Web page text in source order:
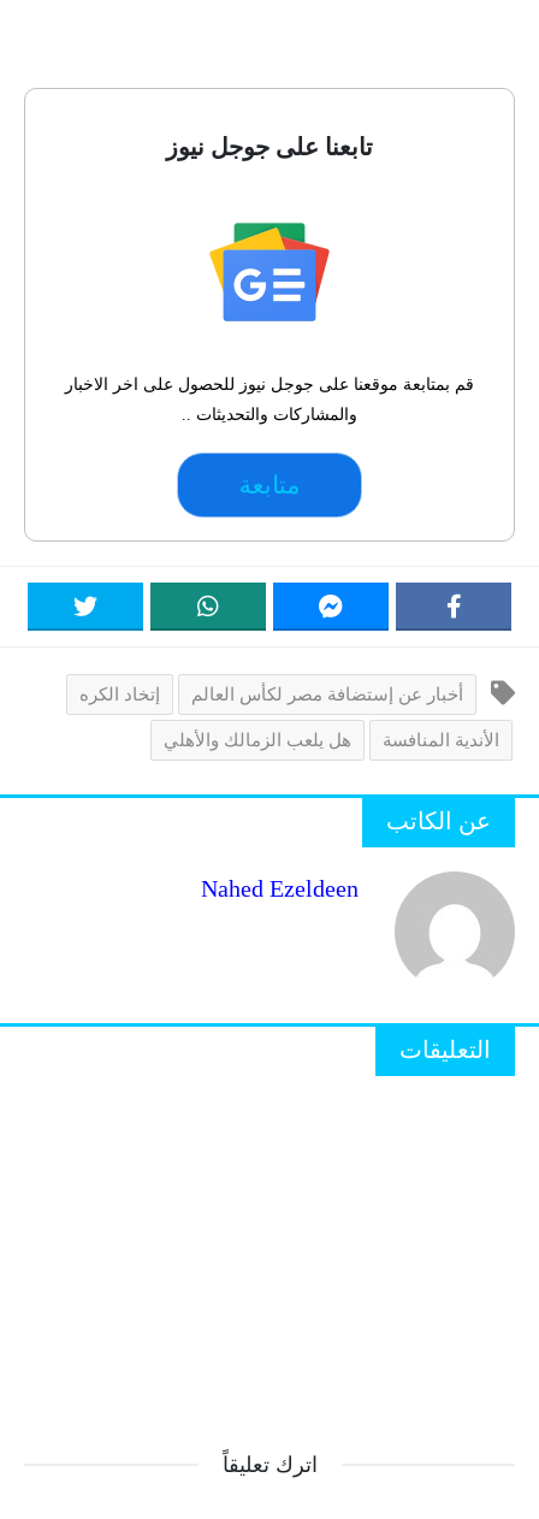
تابعنا على جوجل نيوز
قم بمتابعة موقعنا على جوجل نيوز للحصول على اخر الاخبار
والمشاركات والتحديثات ..
متابعة
أخبار عن إستضافة مصر لكأس العالم إتخاد الكره
الأندية المنافسة هل يلعب الزمالك والأهلي
عن الكاتب
Nahed Ezeldeen
التعليقات
اترك تعليقاً